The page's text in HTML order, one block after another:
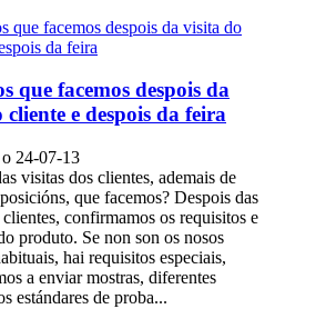
que facemos despois da
cliente e despois da feira
24-07-13
visitas dos clientes, ademais de
que facemos? Despois das
confirmamos os requisitos e
produto. Se non son os nosos
hai requisitos especiais,
a enviar mostras, diferentes
estándares de proba...